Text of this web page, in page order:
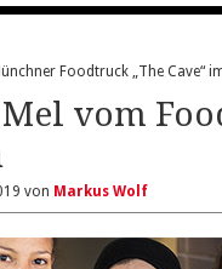
Foodtruck „The Cave“
vom
von Markus Wolf